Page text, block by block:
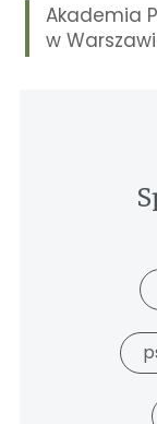
Akademia
w